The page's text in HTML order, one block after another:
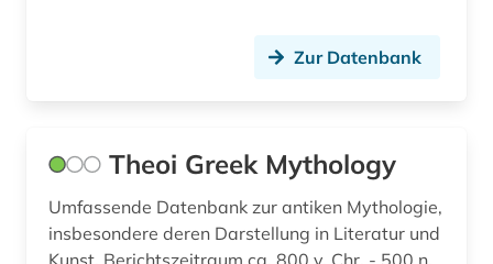
Zur Datenbank
Theoi Greek Mythology
Umfassende Datenbank zur antiken Mythologie,
insbesondere deren Darstellung in Literatur und
Kunst. Berichtszeitraum ca. 800 v. Chr. - 500 n.